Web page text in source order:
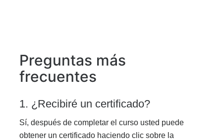
Preguntas más
frecuentes
1. ¿Recibiré un certificado?
Sí, después de completar el curso usted puede
obtener un certificado haciendo clic sobre la